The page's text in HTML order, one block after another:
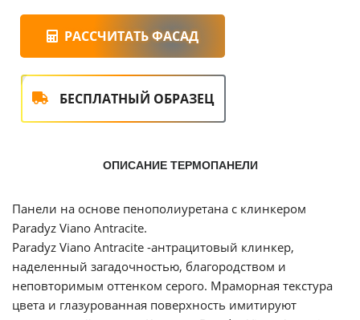
РАССЧИТАТЬ ФАСАД
БЕСПЛАТНЫЙ ОБРАЗЕЦ
ОПИСАНИЕ ТЕРМОПАНЕЛИ
Панели на основе пенополиуретана с клинкером
Paradyz Viano Antracite.
Paradyz Viano Antracite -антрацитовый клинкер,
наделенный загадочностью, благородством и
неповторимым оттенком серого. Мраморная текстура
цвета и глазурованная поверхность имитируют